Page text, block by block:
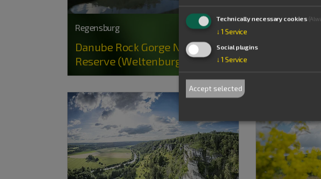
Regensburg
Danube Rock Gorge Nature
Reserve (Weltenburg)
Technically necessary cookies
↓ 1 Service
Social plugins
↓ 1 Service
Accept selected